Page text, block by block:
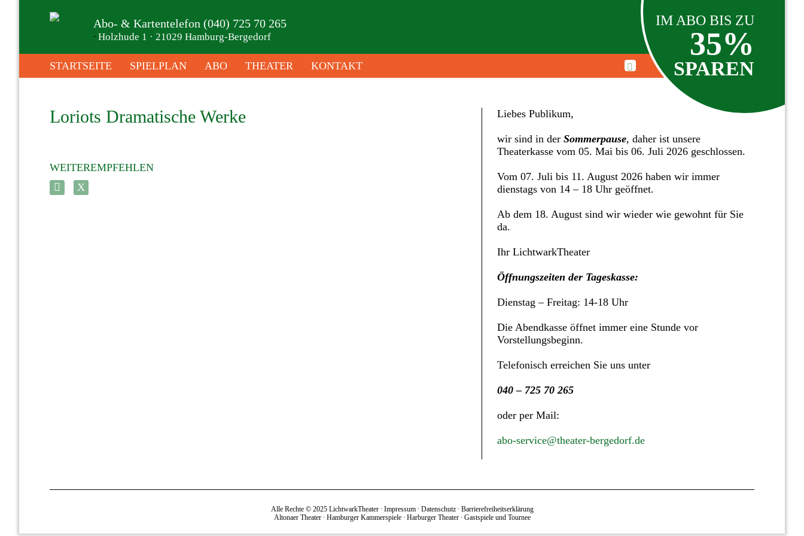
Abo- & Kartentelefon (040) 725 70 265
∙Holzhude 1 · 21029 Hamburg-Bergedorf
IM ABO BIS ZU
35%
SPAREN
STARTSEITE SPIELPLAN ABO THEATER KONTAKT
Loriots Dramatische Werke
WEITEREMPFEHLEN
Liebes Publikum,
wir sind in derSommerpause, daher ist unsere
Theaterkasse vom 05. Mai bis 06. Juli 2026 geschlossen.
Vom 07. Juli bis 11. August 2026 haben wir immer
dienstags von 14 – 18 Uhr geöffnet.
Ab dem 18. August sind wir wieder wie gewohnt für Sie
da.
Ihr LichtwarkTheater
Öffnungszeiten der Tageskasse:
Dienstag – Freitag: 14-18 Uhr
Die Abendkasse öffnet immer eine Stunde vor
Vorstellungsbeginn.
Telefonisch erreichen Sie uns unter
040 – 725 70 265
oder per Mail:
abo-service@theater-bergedorf.de
Alle Rechte © 2025 LichtwarkTheater ∙ Impressum∙ Datenschutz∙ Barrierefreiheitserklärung
Altonaer Theater∙ Hamburger Kammerspiele∙ Harburger Theater∙ Gastspiele und Tournee